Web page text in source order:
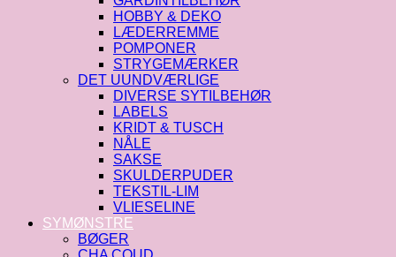
HOBBY & DEKO
LÆDERREMME
POMPONER
STRYGEMÆRKER
DET UUNDVÆRLIGE
DIVERSE SYTILBEHØR
LABELS
KRIDT & TUSCH
NÅLE
SAKSE
SKULDERPUDER
TEKSTIL-LIM
VLIESELINE
SYMØNSTRE
BØGER